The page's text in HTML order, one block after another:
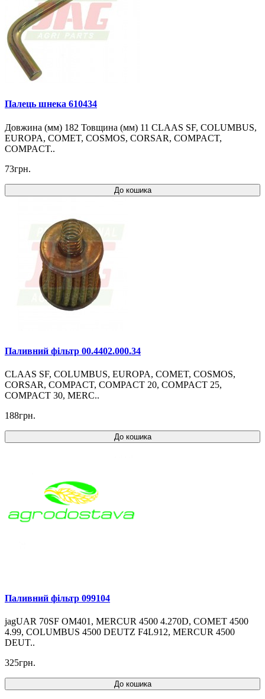
Палець шнека 610434
Довжина (мм) 182 Товщина (мм) 11 CLAAS SF, COLUMBUS,
EUROPA, COMET, COSMOS, CORSAR, COMPACT,
COMPACT..
73грн.
До кошика
Паливний фільтр 00.4402.000.34
CLAAS SF, COLUMBUS, EUROPA, COMET, COSMOS,
CORSAR, COMPACT, COMPACT 20, COMPACT 25,
COMPACT 30, MERC..
188грн.
До кошика
Паливний фільтр 099104
jagUAR 70SF OM401, MERCUR 4500 4.270D, COMET 4500
4.99, COLUMBUS 4500 DEUTZ F4L912, MERCUR 4500
DEUT..
325грн.
До кошика